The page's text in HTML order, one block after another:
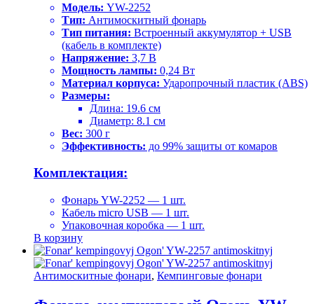
Модель: YW-2252
Тип: Антимоскитный фонарь
Тип питания: Встроенный аккумулятор + USB
(кабель в комплекте)
Напряжение: 3,7 В
Мощность лампы: 0,24 Вт
Материал корпуса: Ударопрочный пластик (ABS)
Размеры:
Длина: 19.6 см
Диаметр: 8.1 см
Вес: 300 г
Эффективность: до 99% защиты от комаров
Комплектация:
Фонарь YW-2252 — 1 шт.
Кабель micro USB — 1 шт.
Упаковочная коробка — 1 шт.
В корзину
Антимоскитные фонари, Кемпинговые фонари